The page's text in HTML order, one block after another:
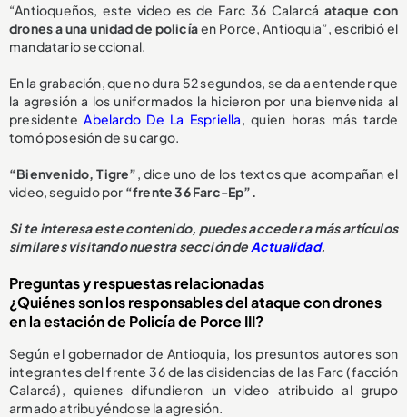
“Antioqueños, este video es de Farc 36 Calarcá ataque con
drones a una unidad de policíaen Porce, Antioquia”, escribió el
mandatario seccional.
En la grabación, que no dura 52 segundos, se da a entender que
la agresión a los uniformados la hicieron por una bienvenida al
presidenteAbelardo De La Espriella, quien horas más tarde
tomó posesión de su cargo.
“Bienvenido, Tigre”, dice uno de los textos que acompañan el
video, seguido por “frente 36 Farc-Ep”.
Si te interesa este contenido, puedes acceder a más artículos
similares visitando nuestra sección deActualidad.
Preguntas y respuestas relacionadas
¿Quiénes son los responsables del ataque con drones
en la estación de Policía de Porce III?
Según el gobernador de Antioquia, los presuntos autores son
integrantes del frente 36 de las disidencias de las Farc (facción
Calarcá), quienes difundieron un video atribuido al grupo
armado atribuyéndose la agresión.